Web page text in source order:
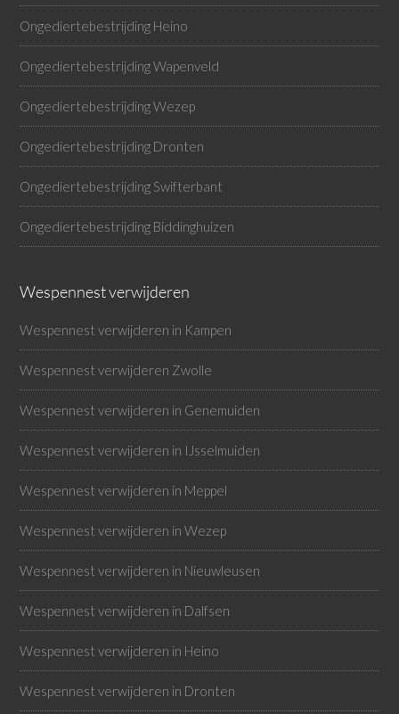
Ongediertebestrijding Heino
Ongediertebestrijding Wapenveld
Ongediertebestrijding Wezep
Ongediertebestrijding Dronten
Ongediertebestrijding Swifterbant
Ongediertebestrijding Biddinghuizen
Wespennest verwijderen
Wespennest verwijderen in Kampen
Wespennest verwijderen Zwolle
Wespennest verwijderen in Genemuiden
Wespennest verwijderen in IJsselmuiden
Wespennest verwijderen in Meppel
Wespennest verwijderen in Wezep
Wespennest verwijderen in Nieuwleusen
Wespennest verwijderen in Dalfsen
Wespennest verwijderen in Heino
Wespennest verwijderen in Dronten